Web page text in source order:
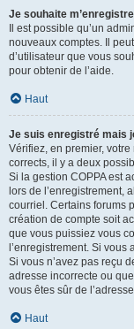
Je souhaite
Il est possible qu’un
nouveaux comptes. Il
d’utilisateur que vous
pour obtenir de l’aide.
Haut
Je suis enregistré mais
Vérifiez, en premier, votre
corrects, il y a deux
Si la gestion COPPA est
lors de l’enregistrement,
courriel. Certains forums
création de compte soit
que vous puissiez vous
l’enregistrement. Si
Si vous n’avez pas reçu
adresse incorrecte ou
vous êtes sûr de
Haut